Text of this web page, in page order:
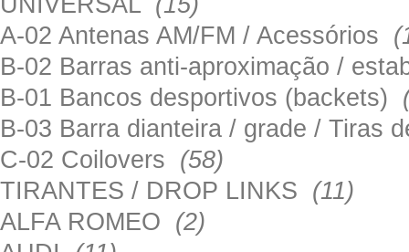
A-02 Antenas AM/FM / Acessórios
B-02 Barras anti-aproximação /
B-01 Bancos desportivos (backets)
B-03 Barra dianteira / grade / Tiras
C-02 Coilovers (58)
TIRANTES / DROP LINKS (11)
ALFA ROMEO (2)